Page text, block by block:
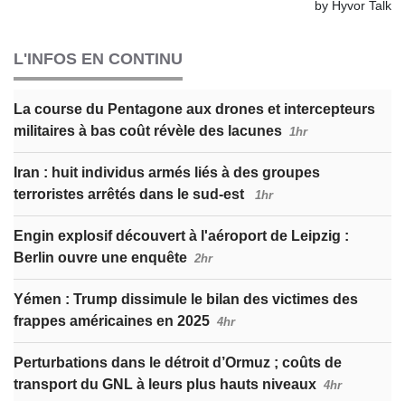
L'INFOS EN CONTINU
La course du Pentagone aux drones et intercepteurs
militaires à bas coût révèle des lacunes 1hr
Iran : huit individus armés liés à des groupes
terroristes arrêtés dans le sud-est
1hr
Engin explosif découvert à l'aéroport de Leipzig :
Berlin ouvre une enquête 2hr
Yémen : Trump dissimule le bilan des victimes des
frappes américaines en 2025 4hr
Perturbations dans le détroit d’Ormuz ; coûts de
transport du GNL à leurs plus hauts niveaux 4hr